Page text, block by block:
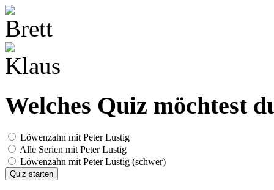
Welches Quiz möchtest
Löwenzahn mit Peter Lustig
Alle Serien mit Peter Lustig
Löwenzahn mit Peter Lustig (schwer)
Quiz starten